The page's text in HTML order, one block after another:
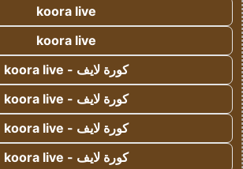
koora live
koora live
كورة لايف - koora live
كورة لايف - koora live
كورة لايف - koora live
كورة لايف - koora live